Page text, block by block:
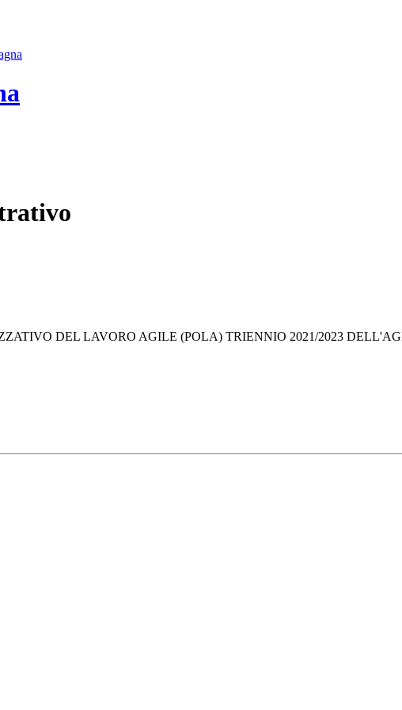
DEL LAVORO AGILE (POLA) TRIENNIO 2021/2023